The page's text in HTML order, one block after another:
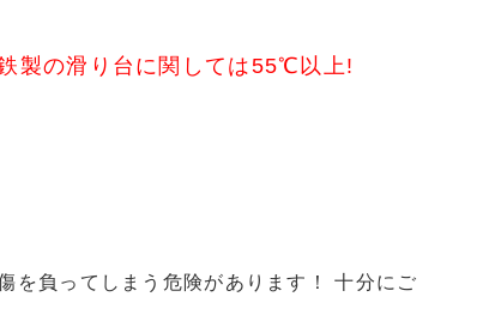
製の滑り台に関しては55℃以上!
を負ってしまう危険があります！ 十分にご